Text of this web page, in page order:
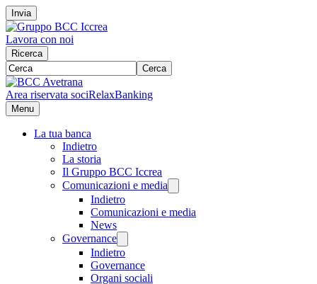
Invia
Lavora con noi
Ricerca
Cerca
Area riservata sociRelaxBanking
Menu
La tua banca
Indietro
La storia
Il Gruppo BCC Iccrea
Comunicazioni e media
Indietro
Comunicazioni e media
News
Governance
Indietro
Governance
Organi sociali